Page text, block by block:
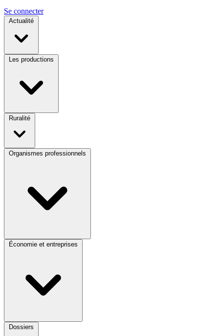
Se connecter
Actualité
Les productions
Ruralité
Organismes professionnels
Économie et entreprises
Dossiers